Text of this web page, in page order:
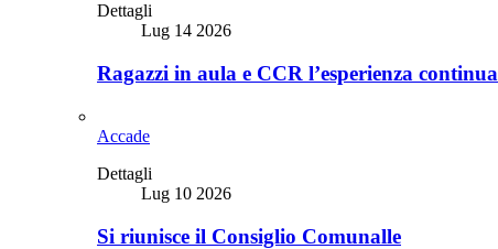
Dettagli
Lug 14 2026
Ragazzi in aula e CCR l’esperienza continua
Accade
Dettagli
Lug 10 2026
Si riunisce il Consiglio Comunalle